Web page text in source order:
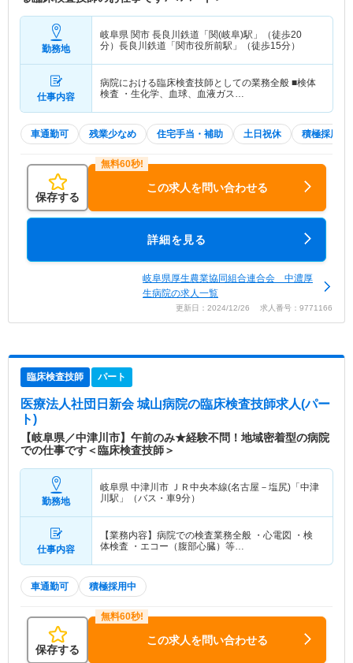
勤務地
岐阜県 関市 長良川鉄道「関(岐阜)駅」（徒歩20
分）長良川鉄道「関市役所前駅」（徒歩15分）
仕事内容
病院における臨床検査技師としての業務全般 ■検体
検査 ・生化学、血球、血液ガス…
車通勤可 残業少なめ 住宅手当・補助 土日祝休 積極採用中
保存する
この求人を問い合わせる
詳細を見る
岐阜県厚生農業協同組合連合会 中濃厚
生病院の求人一覧
更新日：2024/12/26 求人番号：9771166
臨床検査技師 パート
医療法人社団日新会 城山病院の臨床検査技師求人(パー
ト)
【岐阜県／中津川市】午前のみ★経験不問！地域密着型の病院
での仕事です＜臨床検査技師＞
勤務地
岐阜県 中津川市 ＪＲ中央本線(名古屋－塩尻)「中津
川駅」（バス・車9分）
仕事内容
【業務内容】病院での検査業務全般 ・心電図 ・検
体検査 ・エコー（腹部心臓）等…
車通勤可 積極採用中
保存する
この求人を問い合わせる